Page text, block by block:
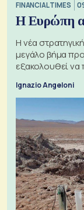
FINANCIAL TIMES
Η Ευρώπη
Η νέα
μεγάλο βήμα
εξακολουθεί να
Ignazio Angeloni